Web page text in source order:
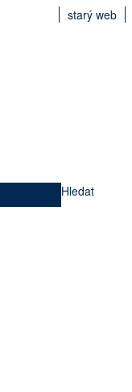
starý web
Hledat